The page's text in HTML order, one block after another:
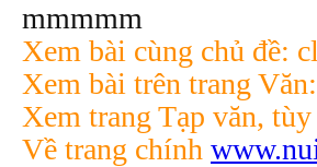
mmmmm
Xem bài cùng chủ đề:
Xem bài trên trang
Xem trang Tạp văn,
Về trang chính